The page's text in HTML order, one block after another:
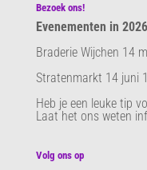
Bezoek ons!
Evenementen in 2026
Braderie Wijchen 14
Stratenmarkt 14 juni
Heb je een leuke tip
Laat het ons weten
Volg ons op